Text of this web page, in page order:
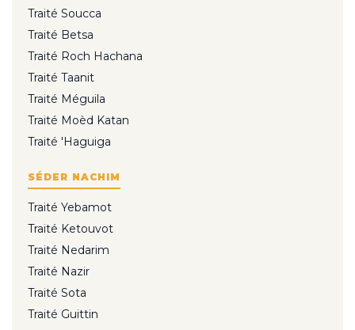
Traité Soucca
Traité Betsa
Traité Roch Hachana
Traité Taanit
Traité Méguila
Traité Moèd Katan
Traité 'Haguiga
SÉDER NACHIM
Traité Yebamot
Traité Ketouvot
Traité Nedarim
Traité Nazir
Traité Sota
Traité Guittin